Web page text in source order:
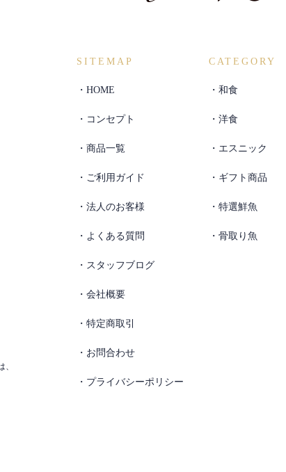
SITEMAP
HOME
コンセプト
商品一覧
ご利用ガイド
法人のお客様
よくある質問
スタッフブログ
会社概要
特定商取引
お問合わせ
プライバシーポリシー
CATEGORY
和食
洋食
エスニック
ギフト商品
特選鮮魚
骨取り魚